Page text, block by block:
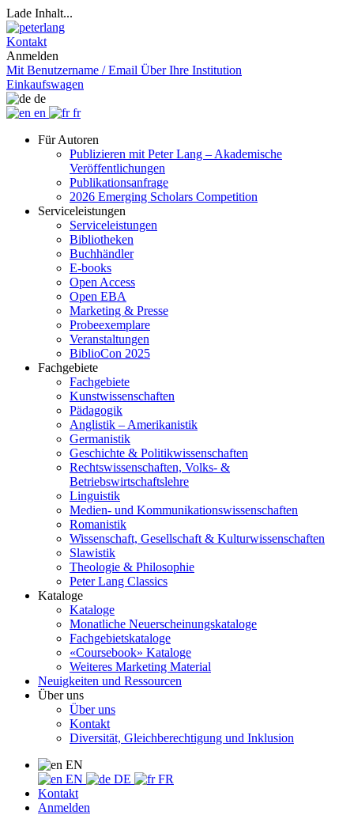
Lade Inhalt...
Kontakt
Anmelden
Mit Benutzername / Email Über Ihre Institution
Einkaufswagen
de
en
fr
Für Autoren
Publizieren mit Peter Lang – Akademische
Veröffentlichungen
Publikationsanfrage
2026 Emerging Scholars Competition
Serviceleistungen
Serviceleistungen
Bibliotheken
Buchhändler
E-books
Open Access
Open EBA
Marketing & Presse
Probeexemplare
Veranstaltungen
BiblioCon 2025
Fachgebiete
Fachgebiete
Kunstwissenschaften
Pädagogik
Anglistik – Amerikanistik
Germanistik
Geschichte & Politikwissenschaften
Rechtswissenschaften, Volks- &
Betriebswirtschaftslehre
Linguistik
Medien- und Kommunikationswissenschaften
Romanistik
Wissenschaft, Gesellschaft & Kulturwissenschaften
Slawistik
Theologie & Philosophie
Peter Lang Classics
Kataloge
Kataloge
Monatliche Neuerscheinungskataloge
Fachgebietskataloge
«Coursebook» Kataloge
Weiteres Marketing Material
Neuigkeiten und Ressourcen
Über uns
Über uns
Kontakt
Diversität, Gleichberechtigung und Inklusion
EN
EN
DE
FR
Kontakt
Anmelden